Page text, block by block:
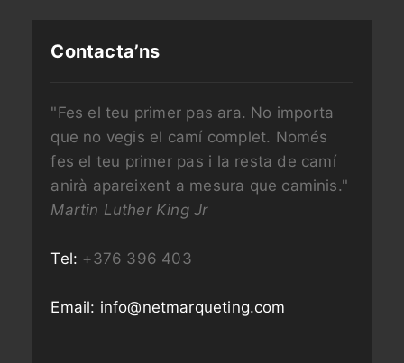
Contacta’ns
"Fes el teu primer pas ara. No importa
que no vegis el camí complet. Només
fes el teu primer pas i la resta de camí
anirà apareixent a mesura que caminis."
Martin Luther King Jr
Tel: +376 396 403
Email: info@netmarqueting.com